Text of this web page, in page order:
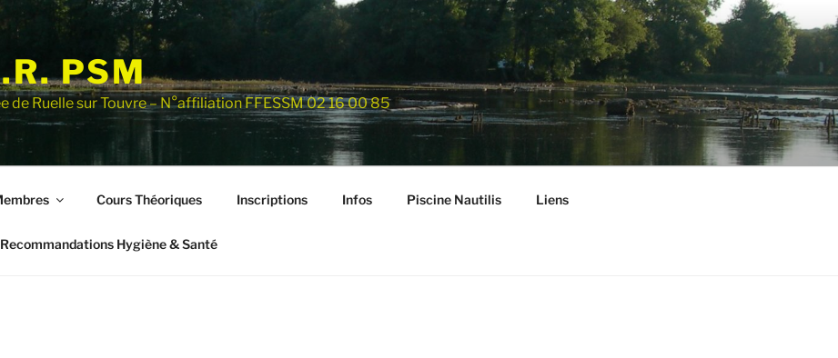
PSM
de Ruelle sur Touvre – N°affiliation FFESSM 02 16 00 85
Cours Théoriques Inscriptions Infos Piscine Nautilis Liens
Recommandations Hygiène & Santé